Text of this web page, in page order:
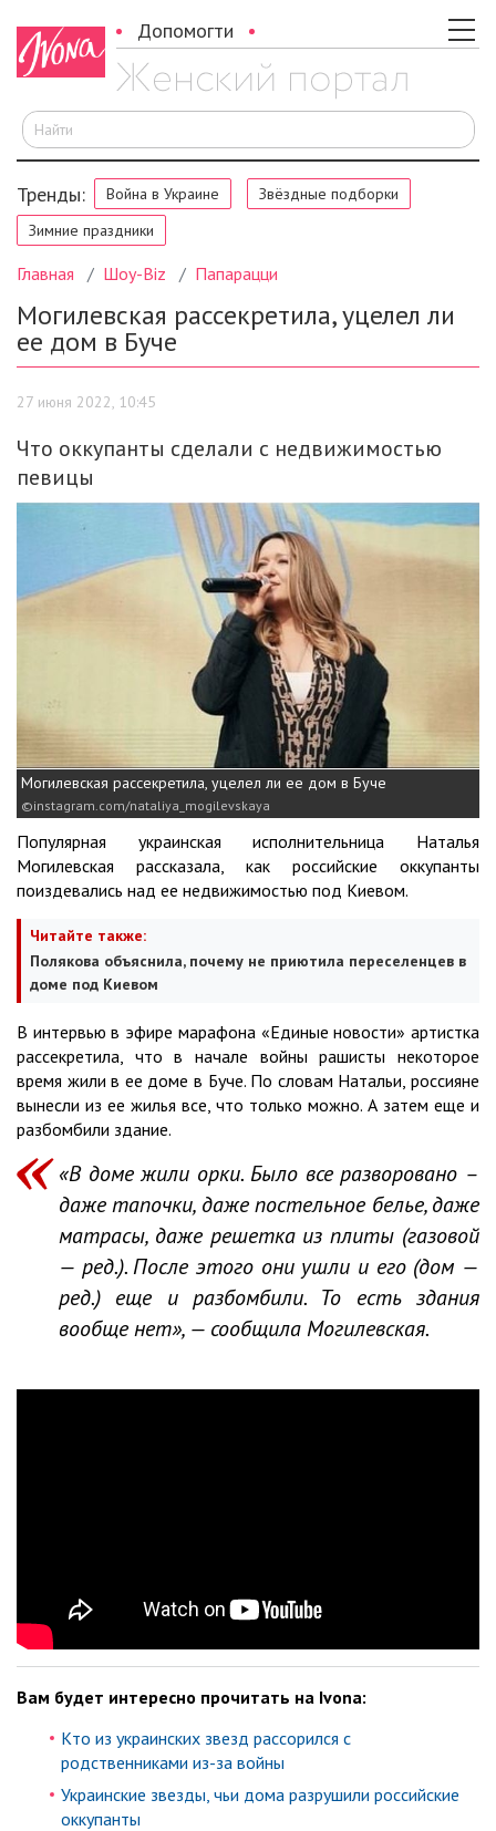
Допомогти
Тренды: Война в Украине
Звёздные подборки
Зимние праздники
Главная Шоу-Biz Папарацци
Могилевская рассекретила, уцелел ли
ее дом в Буче
27 июня 2022, 10:45
Что оккупанты сделали с недвижимостью
певицы
Могилевская рассекретила, уцелел ли ее дом в Буче
instagram.com/nataliya_mogilevskaya
Популярная украинская исполнительница Наталья
Могилевская рассказала, как российские оккупанты
поиздевались над ее недвижимостью под Киевом.
Читайте также:
Полякова объяснила, почему не приютила переселенцев в
доме под Киевом
В интервью в эфире марафона «Единые новости» артистка
рассекретила, что в начале войны рашисты некоторое
время жили в ее доме в Буче. По словам Натальи, россияне
вынесли из ее жилья все, что только можно. А затем еще и
разбомбили здание.
«В доме жили орки. Было все разворовано –
даже тапочки, даже постельное белье, даже
матрасы, даже решетка из плиты (газовой
— ред.). После этого они ушли и его (дом —
ред.) еще и разбомбили. То есть здания
вообще нет», — сообщила Могилевская.
Вам будет интересно прочитать на Ivona:
Кто из украинских звезд рассорился с
родственниками из-за войны
Украинские звезды, чьи дома разрушили российские
оккупанты